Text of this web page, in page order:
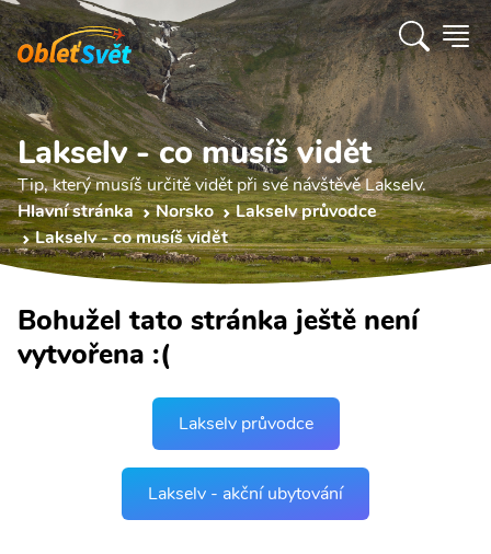
Lakselv - co musíš vidět
Tip, který musíš určitě vidět při své návštěvě Lakselv.
Hlavní stránka
Norsko
Lakselv průvodce
Lakselv - co musíš vidět
Bohužel tato stránka ještě není
vytvořena :(
Lakselv průvodce
Lakselv - akční ubytování